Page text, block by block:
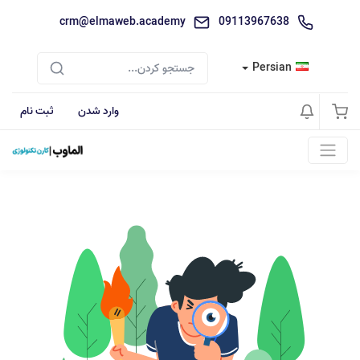
09113967638
crm@elmaweb.academy
Persian
وارد شدن ثبت نام